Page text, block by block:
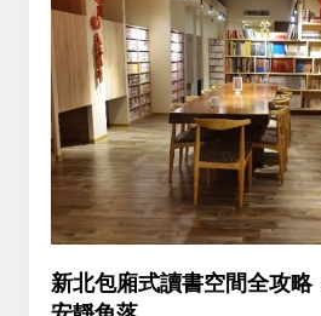
新北包廂式讀書空間全攻